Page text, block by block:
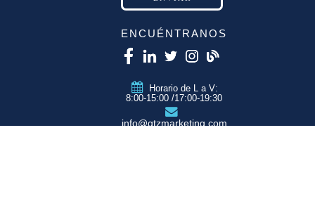
ENCUÉNTRANOS
Horario de L a V:
8:00-15:00 /17:00-19:30
info@qtzmarketing.com